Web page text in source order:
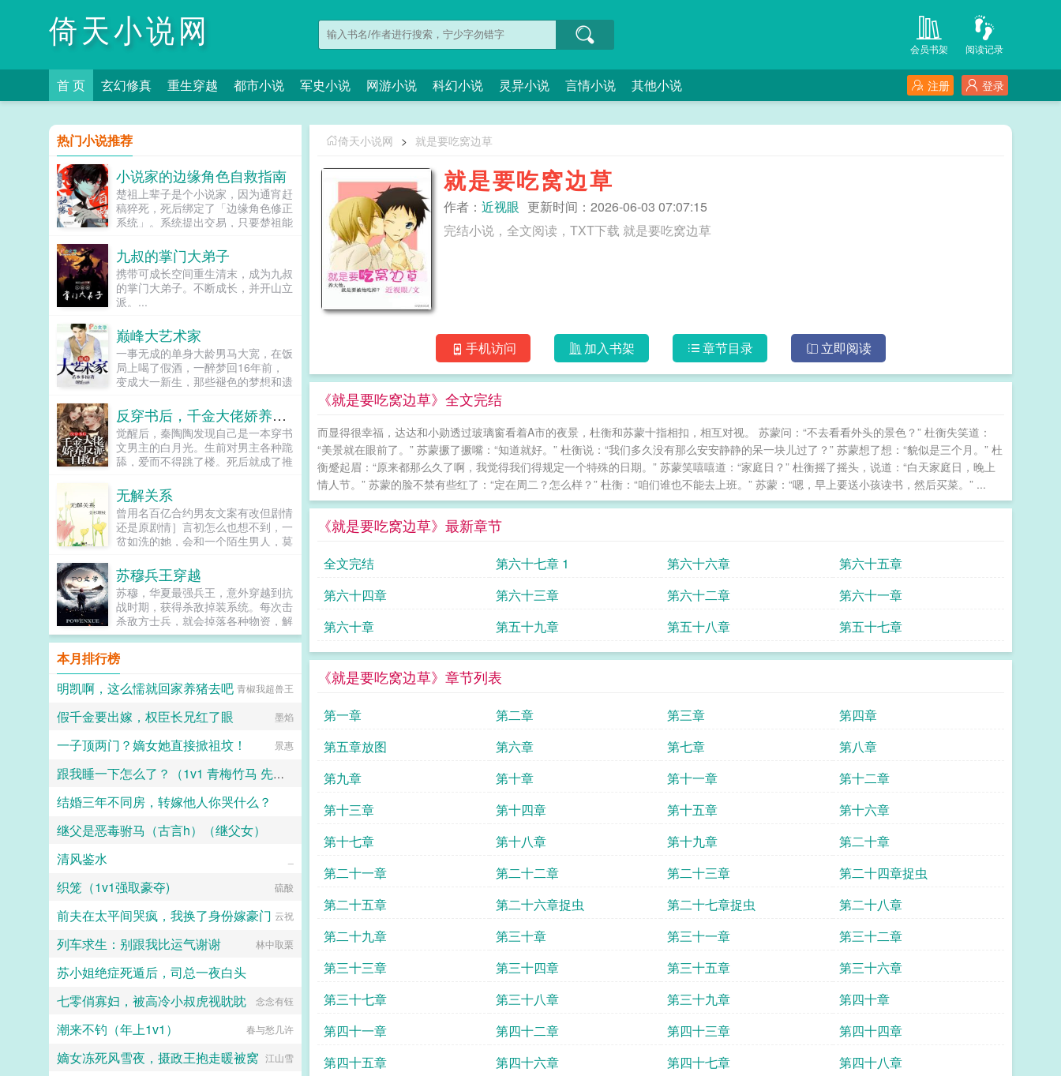
倚天小说网 阅读记录
会员书架
首 页 玄幻修真 重生穿越 都市小说 军史小说 网游小说 科幻小说 灵异小说 言情小说 其他小说 登录
注册
倚天小说网 > 就是要吃窝边草
就是要吃窝边草
作者： 近视眼 更新时间：2026-06-03 07:07:15
完结小说，全文阅读，TXT下载 就是要吃窝边草
手机访问 加入书架 章节目录 立即阅读
《就是要吃窝边草》全文完结
而显得很幸福，达达和小勋透过玻璃窗看着A市的夜景，杜衡和苏蒙十指相扣，相互对视。 苏蒙问：“不去看看外头的景色？” 杜衡失笑道：
“美景就在眼前了。” 苏蒙撅了撅嘴：“知道就好。” 杜衡说：“我们多久没有那么安安静静的呆一块儿过了？” 苏蒙想了想：“貌似是三个月。” 杜
衡蹙起眉：“原来都那么久了啊，我觉得我们得规定一个特殊的日期。” 苏蒙笑嘻嘻道：“家庭日？” 杜衡摇了摇头，说道：“白天家庭日，晚上
情人节。” 苏蒙的脸不禁有些红了：“定在周二？怎么样？” 杜衡：“咱们谁也不能去上班。” 苏蒙：“嗯，早上要送小孩读书，然后买菜。” ...
《就是要吃窝边草》最新章节
全文完结 第六十七章 1 第六十六章
第六十五章
第六十四章
第六十三章 第六十二章
第六十一章
第六十章
第五十九章 第五十八章 第五十七章
《就是要吃窝边草》章节列表
第一章 第二章 第三章
第四章
第五章放图
第六章 第七章
第八章
第九章
第十章 第十一章
第十二章
第十三章
第十四章 第十五章
第十六章
第十七章
第十八章 第十九章
第二十章
第二十一章
第二十二章 第二十三章
第二十四章捉虫
第二十五章
第二十六章捉虫 第二十七章捉虫
第二十八章
第二十九章
第三十章 第三十一章
第三十二章
第三十三章
第三十四章 第三十五章
第三十六章
第三十七章
第三十八章 第三十九章
第四十章
第四十一章
第四十二章 第四十三章
第四十四章
第四十五章
第四十六章 第四十七章
第四十八章
热门小说推荐
小说家的边缘角色自救指南
楚祖上辈子是个小说家，因为通宵赶
稿猝死，死后绑定了「边缘角色修正
系统」。系统提出交易，只要楚祖能
色，他就能重获新生。楚祖改人设是
吧？老擅长了！第一本读者A你可以
让反派降智，但你最好不要做梦觉得
读者也会降智，很难懂吗？还是读者
A靠靠靠！早说是大佬的局中局中局
声了！！第二本读者B狗塑适可而
止，就算你重复强调五百次他是可爱
狗狗，但我只看到了一只舔狗，还是
不会汪汪叫的那种。还是读者B起猛
里能领养，阿祖！我也要养阿祖！！
第三本读者C作者生活这么不如意，
一定要搞这么五毒俱全的角色？写不
出来东西找个班上吧。还是读者
CMD，祖神，我可真该死啊！第四
的一般，但我改得还行吧？系统你知
道什么叫边缘角色吗？人气大爆角色
算什么边缘角色啊！！！TIPS12100
存稿箱吐章节，偶尔抽空改错字2警
惕祖哥感情牌，他是个狠人3wb短不
注发言时间，精确到秒，有用5是想
简单尝试各种题材的产物，专栏预收
有各个题材，收收菜呗w...
九叔的掌门大弟子
携带可成长空间重生清末，成为九叔
的掌门大弟子。不断成长，并开山立
派。...
巅峰大艺术家
一事无成的单身大龄男马大宽，在饭
局上喝了假酒，一醉梦回16年前，
变成大一新生，那些褪色的梦想和遗
家，做导演，收藏古玩字画，... 反穿书后，千金大佬娇养反派自救了
觉醒后，秦陶陶发现自己是一本穿书
文男主的白月光。生前对男主各种跪
舔，爱而不得跳了楼。死后就成了推
尸。秦家大小姐不干了！马上开启
王...
无解关系
曾用名百亿合约男友文案有改但剧情
还是原剧情］言初怎么也想不到，一
贫如洗的她，会和一个陌生男人，莫
富交换。说白了就是他的钱进了她账
户，她的钱进了他账户还转！不！
回！去！好消息对方是陆洺执，陆氏
集团太子爷，多金，年轻，人还帅。
坏消息这人脾气差，控制欲强，还打
算趁机和她来场合约恋爱。...
苏穆兵王穿越
苏穆，华夏最强兵王，意外穿越到抗
战时期，获得杀敌掉装系统。每次击
杀敌方士兵，就会掉落各种物资，解
锁成就，更能得到系统丰厚的奖励。
系统提示恭喜宿主击杀敌方士...
本月排行榜
明凯啊，这么懦就回家养猪去吧 青椒我超兽王
假千金要出嫁，权臣长兄红了眼 墨焰
一子顶两门？嫡女她直接掀祖坟！ 景惠
跟我睡一下怎么了？（1v1 青梅竹马 先婚后爱）
芒果烧酒
结婚三年不同房，转嫁他人你哭什么？
军临天下
继父是恶毒驸马（古言h）（继父女）
清风鉴水
织笼（1v1强取豪夺) 硫酸
前夫在太平间哭疯，我换了身份嫁豪门 云祝
列车求生：别跟我比运气谢谢 林中取栗
苏小姐绝症死遁后，司总一夜白头
合欢树下的雪
七零俏寡妇，被高冷小叔虎视眈眈 念念有钰
潮来不钓（年上1v1） 春与愁几许
嫡女冻死风雪夜，摄政王抱走暖被窝 江山雪